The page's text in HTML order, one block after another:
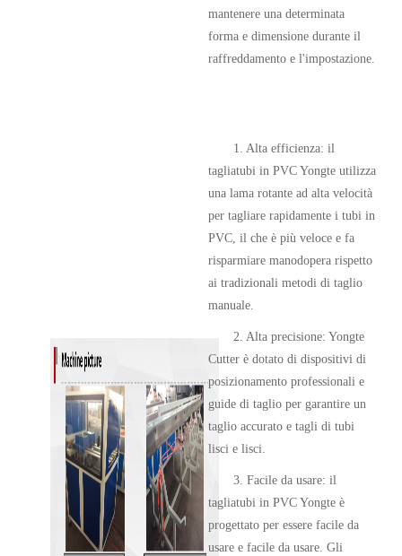
mantenere una determinata
forma e dimensione durante il
raffreddamento e l'impostazione.
1. Alta efficienza: il
tagliatubi in PVC Yongte utilizza
una lama rotante ad alta velocità
per tagliare rapidamente i tubi in
PVC, il che è più veloce e fa
risparmiare manodopera rispetto
ai tradizionali metodi di taglio
manuale.
2. Alta precisione: Yongte
Cutter è dotato di dispositivi di
posizionamento professionali e
guide di taglio per garantire un
taglio accurato e tagli di tubi
lisci e lisci.
3. Facile da usare: il
tagliatubi in PVC Yongte è
progettato per essere facile da
usare e facile da usare. Gli